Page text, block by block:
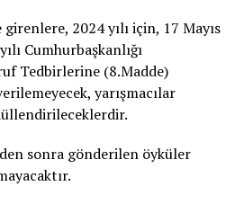
girenlere, 2024 yılı için, 17 Mayıs
Cumhurbaşkanlığı
Tedbirlerine (8.Madde)
yarışmacılar
sonra gönderilen öyküler